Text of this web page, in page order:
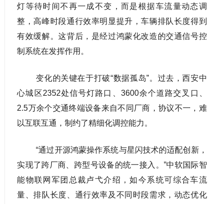
灯等待时间不再一成不变，而是根据车流量动态调
整，高峰时段通行效率明显提升，车辆排队长度得到
有效缓解。这背后，是经过鸿蒙化改造的交通信号控
制系统在发挥作用。
变化的关键在于打破“数据孤岛”。过去，西安中
心城区2352处信号灯路口、3600余个道路交叉口、
2.5万余个交通终端设备来自不同厂商，协议不一，难
以互联互通，制约了精细化调控能力。
“通过开源鸿蒙操作系统与星闪技术的适配创新，
实现了跨厂商、跨型号设备的统一接入。”中软国际智
能物联网军团总裁卢弋介绍，如今系统可综合车流
量、排队长度、通行效率及不同时段需求，动态优化